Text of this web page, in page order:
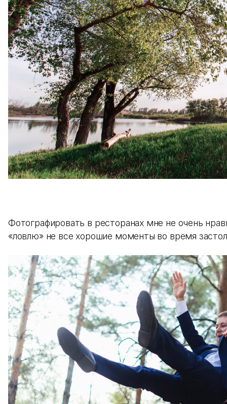
Фотографировать в ресторанах мне не очень
«ловлю» не все хорошие моменты во время